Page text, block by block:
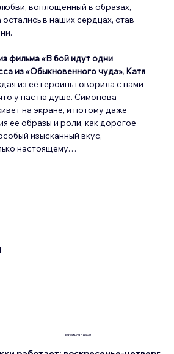
воплощённый в образах,
в наших сердцах, став
фильма «В бой идут одни
из «Обыкновенного чуда», Катя
из её героинь говорила с нами
у нас на душе. Симонова
на экране, и потому даже
её образы и роли, как дорогое
изысканный вкус,
настоящему…
Связаться с нами